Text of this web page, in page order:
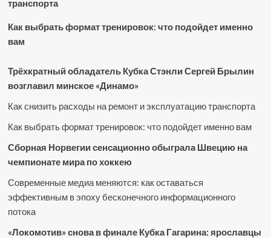
транспорта
Как выбрать формат тренировок: что подойдет именно
вам
Трёхкратный обладатель Кубка Стэнли Сергей Брылин
возглавил минское «Динамо»
Как снизить расходы на ремонт и эксплуатацию транспорта
Как выбрать формат тренировок: что подойдет именно вам
Сборная Норвегии сенсационно обыграла Швецию на
чемпионате мира по хоккею
Современные медиа меняются: как оставаться
эффективным в эпоху бесконечного информационного
потока
«Локомотив» снова в финале Кубка Гагарина: ярославцы